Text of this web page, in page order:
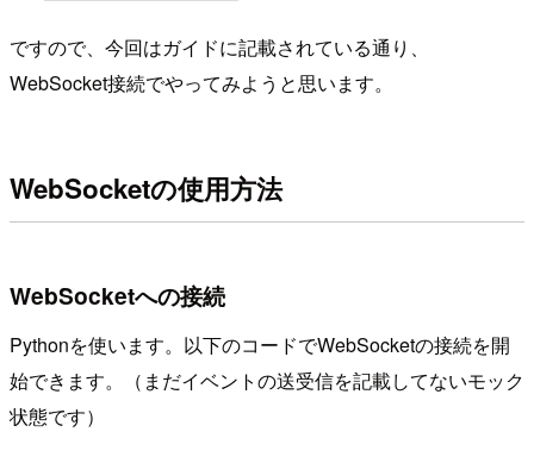
ですので、今回はガイドに記載されている通り、
WebSocket接続でやってみようと思います。
WebSocketの使用方法
WebSocketへの接続
Pythonを使います。以下のコードでWebSocketの接続を開
始できます。（まだイベントの送受信を記載してないモック
状態です）